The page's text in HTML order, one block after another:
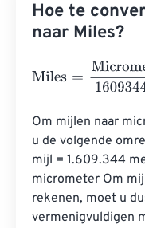
Hoe te
naar Miles?
Miles Micrometers
Om mijlen naar
u de volgende
mijl = 1.609.344
micrometer Om
rekenen, moet u
vermenigvuldigen